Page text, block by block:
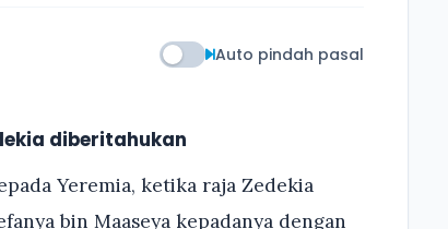
Auto pindah pasal
diberitahukan
Yeremia, ketika raja Zedekia
bin Maaseya kepadanya dengan